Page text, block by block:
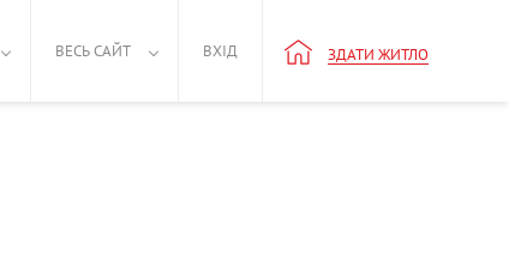
ВЕСЬ САЙТ ВХІД ЗДАТИ ЖИТЛО